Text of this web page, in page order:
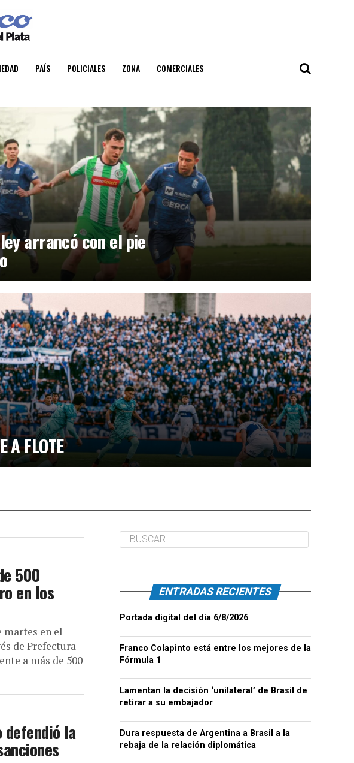
PAÍS POLICIALES ZONA COMERCIALES
arrancó con el pie
A FLOTE
500
en los
en el
de Prefectura
a más de 500
defendió la
ENTRADAS RECIENTES
Portada digital del día 6/8/2026
Franco Colapinto está entre los mejores de la
Fórmula 1
Lamentan la decisión ‘unilateral’ de Brasil de
retirar a su embajador
Dura respuesta de Argentina a Brasil a la
rebaja de la relación diplomática